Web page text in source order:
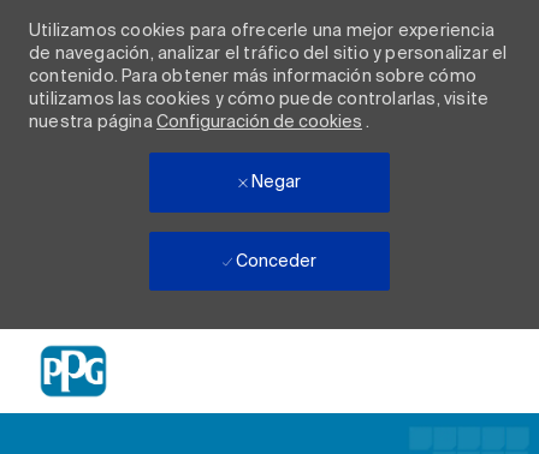
Utilizamos cookies para ofrecerle una mejor experiencia
de navegación, analizar el tráfico del sitio y personalizar el
contenido. Para obtener más información sobre cómo
utilizamos las cookies y cómo puede controlarlas, visite
nuestra página Configuración de cookies .
Negar
Conceder